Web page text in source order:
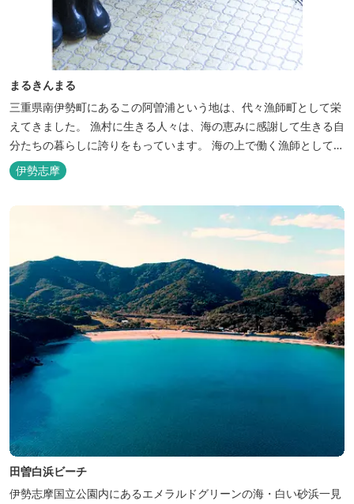
まるきんまる
三重県南伊勢町にあるこの阿曽浦という地は、代々漁師町として栄
えてきました。 漁村に生きる人々は、海の恵みに感謝して生きる自
分たちの暮らしに誇りをもっています。 海の上で働く漁師として、
自然とのかかわりを次世代につなぐ役割を果たすためにゲストハウ
スを始めました。 当ゲストハウスは一棟貸しです。 二階建ての一
軒家とウッドデッキ、 屋外リビングでゆったり過ごしていただけま
伊勢志摩
田曽白浜ビーチ
伊勢志摩国立公園内にあるエメラルドグリーンの海・白い砂浜一見